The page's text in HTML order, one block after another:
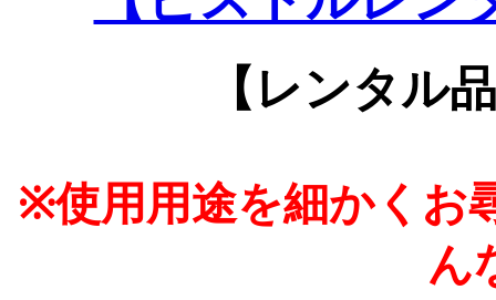
【レンタル
※使用用途を細かくお
ん